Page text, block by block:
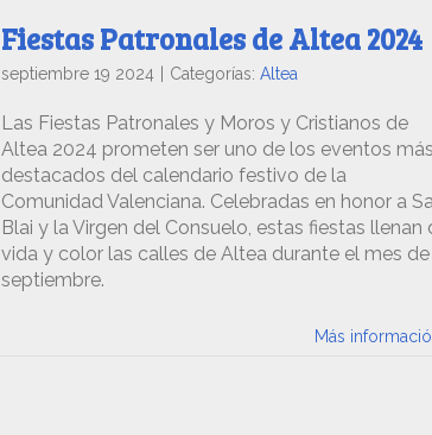
Fiestas Patronales de Altea 2024
septiembre 19 2024 | Categorías: Altea
Las Fiestas Patronales y Moros y Cristianos de
Altea 2024 prometen ser uno de los eventos más
destacados del calendario festivo de la
Comunidad Valenciana. Celebradas en honor a
Blai y la Virgen del Consuelo, estas fiestas llenan
vida y color las calles de Altea durante el mes de
septiembre.
Más